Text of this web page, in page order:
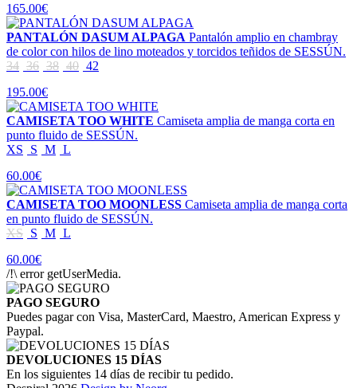
165.00€
PANTALÓN DASUM ALPAGA Pantalón amplio en chambray
de color con hilos de lino moteados y torcidos teñidos de SESSÚN.
34 36 38 40 42
195.00€
CAMISETA TOO WHITE Camiseta amplia de manga corta en
punto fluido de SESSÚN.
XS
S M L
60.00€
CAMISETA TOO MOONLESS Camiseta amplia de manga corta
en punto fluido de SESSÚN.
XS S M L
60.00€
/!\ error getUserMedia.
PAGO SEGURO
Puedes pagar con Visa, MasterCard, Maestro, American Express y
Paypal.
DEVOLUCIONES 15 DÍAS
En los siguientes 14 días de recibir tu pedido.